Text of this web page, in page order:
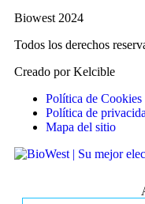
Biowest 2024
Todos los derechos
Creado por Kelcible
Política de Cookies
Política de
Mapa del sitio